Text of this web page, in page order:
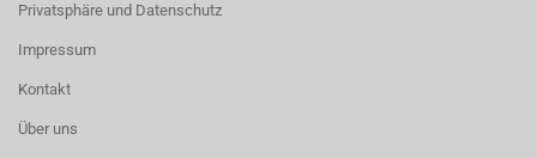
Privatsphäre und Datenschutz
Impressum
Kontakt
Über uns